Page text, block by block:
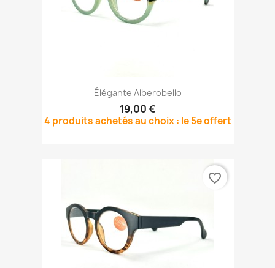
Élégante Alberobello
19,00 €
4 produits achetés au choix : le 5e offert
favorite_border